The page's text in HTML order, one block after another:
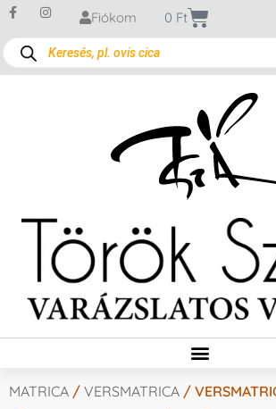
Fiókom 0 Ft
MATRICA / VERSMATRICA /